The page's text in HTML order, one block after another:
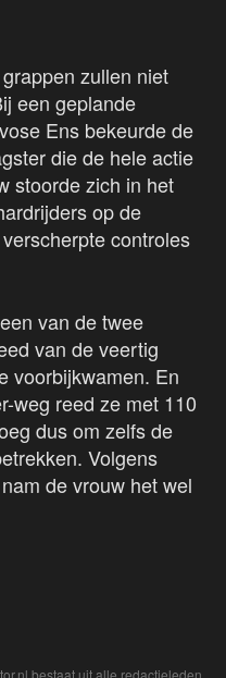
zullen niet
een geplande
Ens bekeurde de
die de hele actie
stoorde zich in het
op de
controles
van de twee
van de veertig
voorbijkwamen. En
weg reed ze met 110
dus om zelfs de
Volgens
de vrouw het wel
bestaat uit alle redactieleden